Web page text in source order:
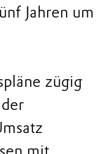
Jahren um
zügig